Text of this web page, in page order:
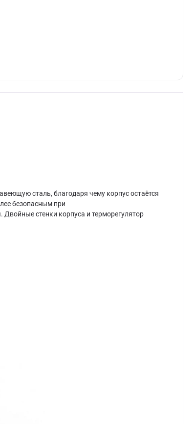
сталь, благодаря чему корпус остаётся
безопасным при
стенки корпуса и терморегулятор